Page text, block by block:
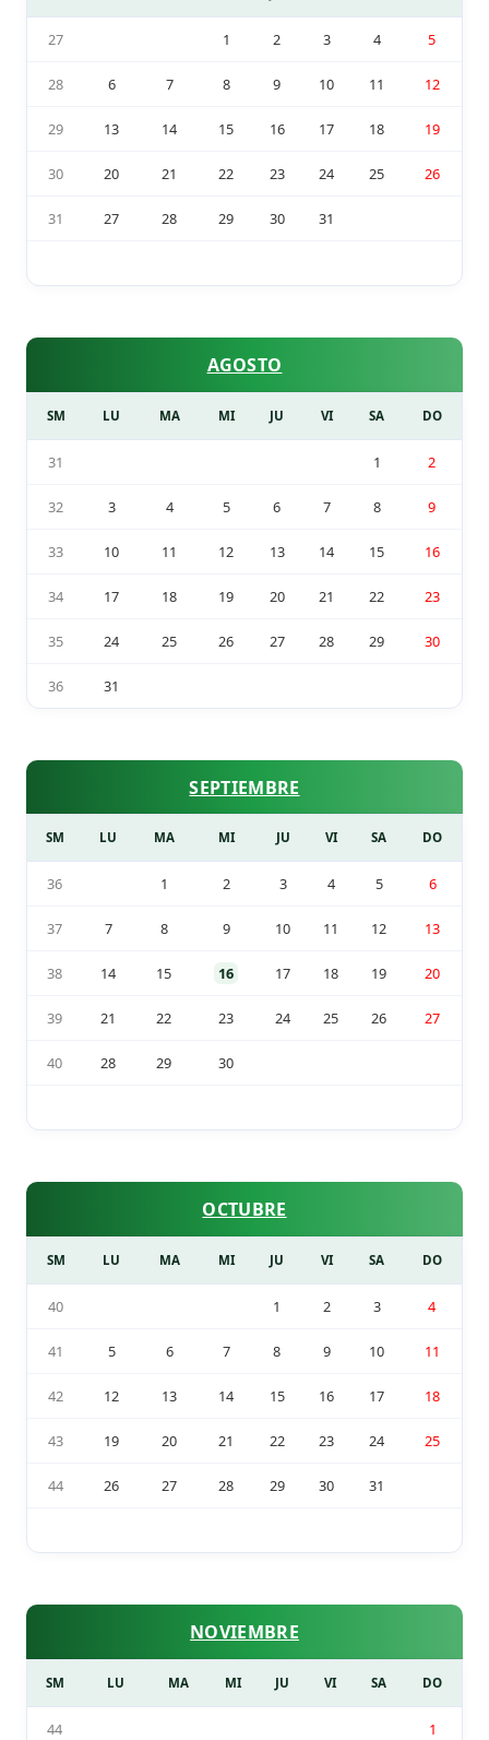
27 1 2 3 4 5
28 6 7 8 9 10 11 12
29 13 14 15 16 17 18 19
30 20 21 22 23 24 25 26
31 27 28 29 30 31
AGOSTO
SM LU MA MI JU VI SA DO
31 1 2
32 3 4 5 6 7 8 9
33 10 11 12 13 14 15 16
34 17 18 19 20 21 22 23
35 24 25 26 27 28 29 30
36 31
SEPTIEMBRE
SM LU MA MI JU VI SA DO
36 1 2 3 4 5 6
37 7 8 9 10 11 12 13
38 14 15 16 17 18 19 20
39 21 22 23 24 25 26 27
40 28 29 30
OCTUBRE
SM LU MA MI JU VI SA DO
40 1 2 3 4
41 5 6 7 8 9 10 11
42 12 13 14 15 16 17 18
43 19 20 21 22 23 24 25
44 26 27 28 29 30 31
NOVIEMBRE
SM LU MA MI JU VI SA DO
44 1